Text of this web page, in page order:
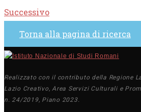
Successivo
Torna alla pagina di ricerca
Realizzato con il contributo della Regione
Lazio Creativo, Area Servizi Culturali e
n. 24/2019, Piano 2023.